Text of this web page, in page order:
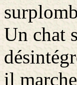
Un chat
il